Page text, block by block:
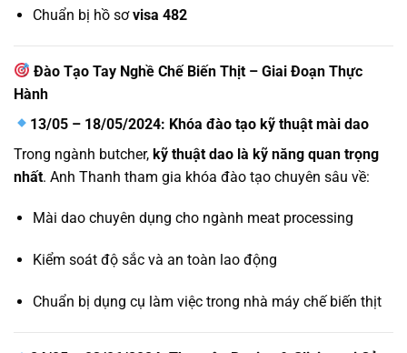
Chuẩn bị hồ sơvisa 482
Đào Tạo Tay Nghề Chế Biến Thịt – Giai Đoạn Thực
Hành
13/05 – 18/05/2024: Khóa đào tạo kỹ thuật mài dao
Trong ngành butcher, kỹ thuật dao là kỹ năng quan trọng
nhất. Anh Thanh tham gia khóa đào tạo chuyên sâu về:
Mài dao chuyên dụng cho ngành meat processing
Kiểm soát độ sắc và an toàn lao động
Chuẩn bị dụng cụ làm việc trong nhà máy chế biến thịt